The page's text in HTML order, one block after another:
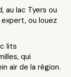
au lac Tyers ou
ou louez
lits
qui
air de la région.